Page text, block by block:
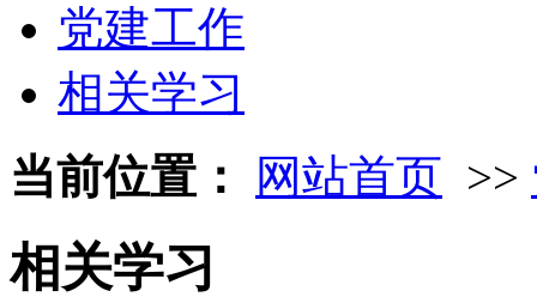
党建工作
相关学习
当前位置：
网站首页 >>
相关学习